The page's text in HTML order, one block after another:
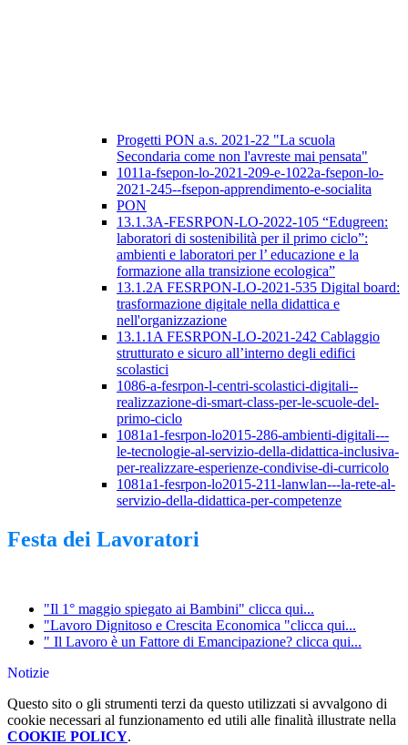
Progetti PON a.s. 2021-22 "La scuola
Secondaria come non l'avreste mai pensata"
1011a-fsepon-lo-2021-209-e-1022a-fsepon-lo-
2021-245--fsepon-apprendimento-e-socialita
PON
13.1.3A-FESRPON-LO-2022-105 “Edugreen:
laboratori di sostenibilità per il primo ciclo”:
ambienti e laboratori per l’ educazione e la
formazione alla transizione ecologica”
13.1.2A FESRPON-LO-2021-535 Digital board:
trasformazione digitale nella didattica e
nell'organizzazione
13.1.1A FESRPON-LO-2021-242 Cablaggio
strutturato e sicuro all’interno degli edifici
scolastici
1086-a-fesrpon-l-centri-scolastici-digitali--
realizzazione-di-smart-class-per-le-scuole-del-
primo-ciclo
1081a1-fesrpon-lo2015-286-ambienti-digitali---
le-tecnologie-al-servizio-della-didattica-inclusiva-
per-realizzare-esperienze-condivise-di-curricolo
1081a1-fesrpon-lo2015-211-lanwlan---la-rete-al-
servizio-della-didattica-per-competenze
Festa dei Lavoratori
"Il 1° maggio spiegato ai Bambini" clicca qui...
"Lavoro Dignitoso e Crescita Economica "clicca qui...
" Il Lavoro è un Fattore di Emancipazione? clicca qui...
Notizie
Questo sito o gli strumenti terzi da questo utilizzati si avvalgono di
cookie necessari al funzionamento ed utili alle finalità illustrate nella
COOKIE POLICY.